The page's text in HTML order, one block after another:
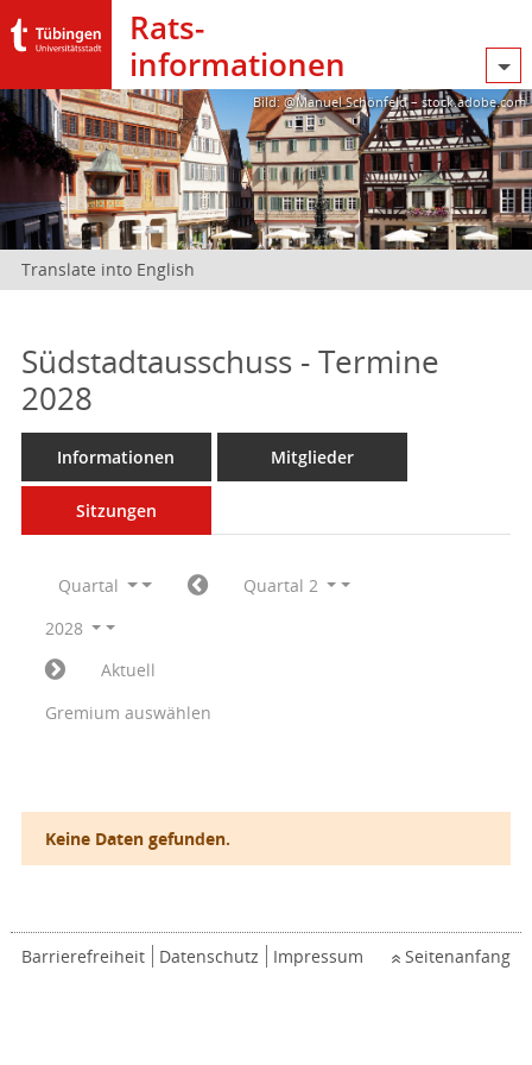
Rats­
informationen
Bild: @Manuel Schönfeld – stock.adobe.com
Translate into English
Südstadtausschuss - Termine
2028
Informationen Mitglieder
Sitzungen
Quartal
Quartal 2
2028
Aktuell
Gremium auswählen
Keine Daten gefunden.
Barrierefreiheit Datenschutz Impressum Seitenanfang